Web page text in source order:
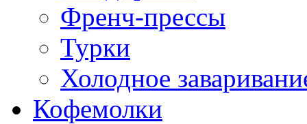
Френч-прессы
Турки
Холодное
Кофемолки